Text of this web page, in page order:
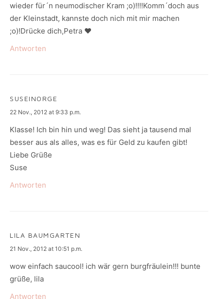
wieder für´n neumodischer Kram ;o)!!!!Komm´doch aus
der Kleinstadt, kannste doch nich mit mir machen
;o)!Drücke dich,Petra ♥
Antworten
SUSEINORGE
says:
22 Nov., 2012 at 9:33 p.m.
Klasse! Ich bin hin und weg! Das sieht ja tausend mal
besser aus als alles, was es für Geld zu kaufen gibt!
Liebe Grüße
Suse
Antworten
LILA BAUMGARTEN
says:
21 Nov., 2012 at 10:51 p.m.
wow einfach saucool! ich wär gern burgfräulein!!! bunte
grüße, lila
Antworten